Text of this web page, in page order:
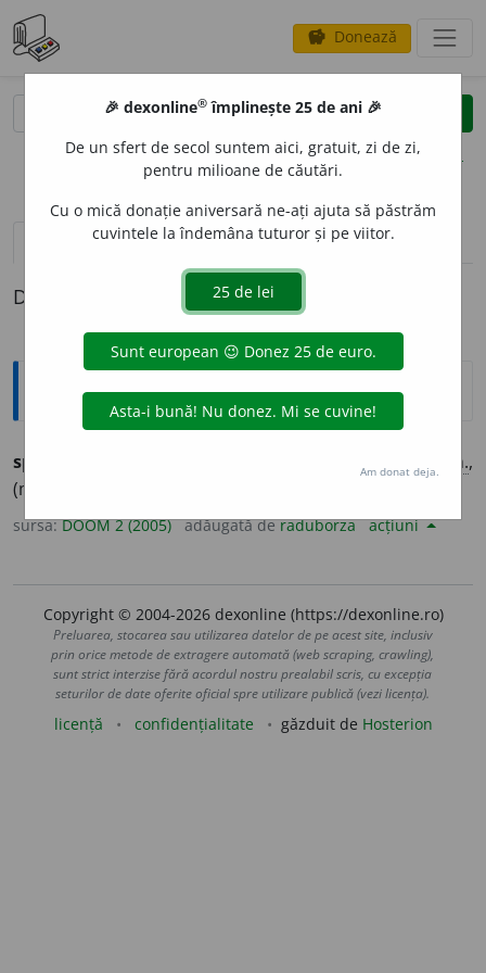
savings Donează
clear
opțiuni
definiții (1) pronunțievolume_up (50)
Definiția cu ID-ul 728869:
Ortografice DOOM
spor s. n.,
(majorări, suplimente)
sursa:DOOM 2 (2005) adăugată deraduborza acțiuni
Copyright © 2004-2026 dexonline (https://dexonline.ro)
Preluarea, stocarea sau utilizarea datelor de pe acest site, inclusiv
prin orice metode de extragere automată (web scraping, crawling),
sunt strict interzise fără acordul nostru prealabil scris, cu excepția
seturilor de date oferite oficial spre utilizare publică (vezi licența).
licență confidențialitate găzduit de Hosterion
🎉 dexonline® împlinește 25 de ani 🎉
De un sfert de secol suntem aici, gratuit, zi de zi,
pentru milioane de căutări.
Cu o mică donație aniversară ne-ați ajuta să păstrăm
cuvintele la îndemâna tuturor și pe viitor.
Am donat deja.